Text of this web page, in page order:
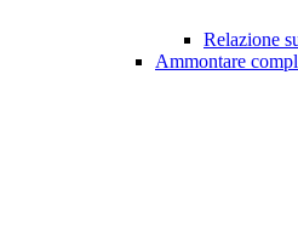
Relazione
Ammontare